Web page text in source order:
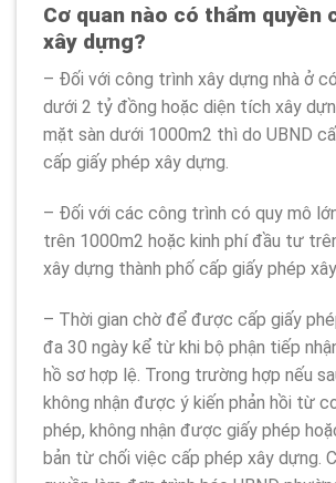
Cơ quan nào có thẩm quyền
xây dựng?
– Đối với công trình xây dựng nhà ở
dưới 2 tỷ đồng hoặc diện tích xây
mặt sàn dưới 1000m2 thì do UBND
cấp giấy phép xây dựng.
– Đối với các công trình có quy mô
trên 1000m2 hoặc kinh phí đầu tư
xây dựng thành phố cấp giấy phép
– Thời gian chờ để được cấp giấy
đa 30 ngày kể từ khi bộ phận tiếp
hồ sơ hợp lệ. Trong trường hợp nếu
không nhận được ý kiến phản hồi từ
phép, không nhận được giấy phép
bản từ chối việc cấp phép xây dựng.